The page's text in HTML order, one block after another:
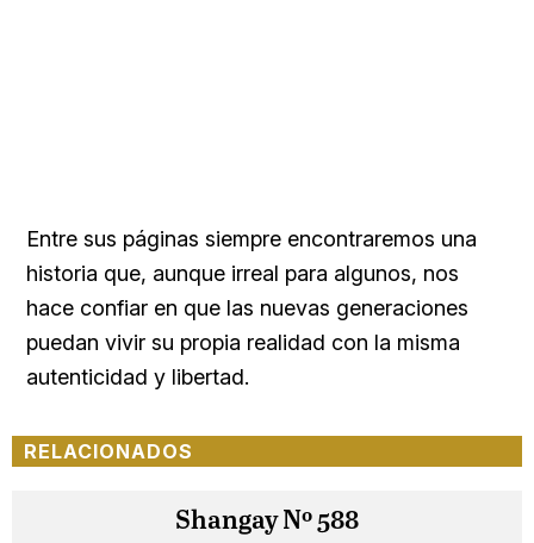
Entre sus páginas siempre encontraremos una
historia que, aunque irreal para algunos, nos
hace confiar en que las nuevas generaciones
puedan vivir su propia realidad con la misma
autenticidad y libertad.
RELACIONADOS
Shangay Nº 588